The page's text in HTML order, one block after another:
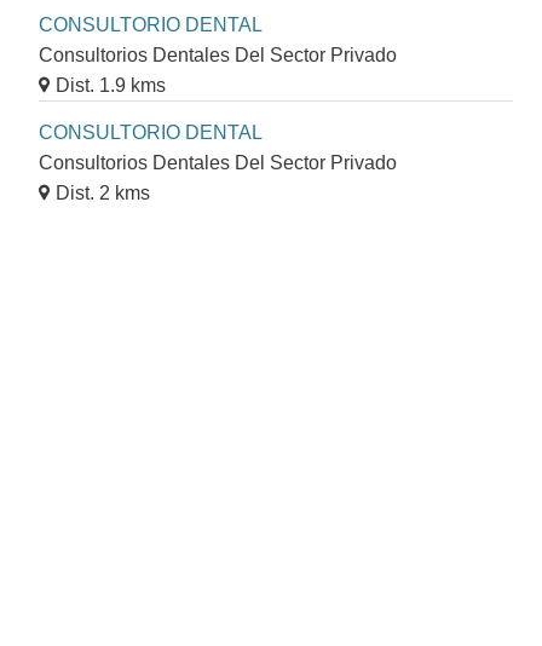
CONSULTORIO DENTAL
Consultorios Dentales Del Sector Privado
Dist. 1.9 kms
CONSULTORIO DENTAL
Consultorios Dentales Del Sector Privado
Dist. 2 kms